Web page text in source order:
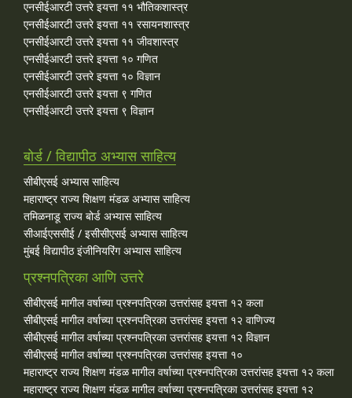
एनसीईआरटी उत्तरे इयत्ता ११ भौतिकशास्त्र
एनसीईआरटी उत्तरे इयत्ता ११ रसायनशास्त्र
एनसीईआरटी उत्तरे इयत्ता ११ जीवशास्त्र
एनसीईआरटी उत्तरे इयत्ता १० गणित
एनसीईआरटी उत्तरे इयत्ता १० विज्ञान
एनसीईआरटी उत्तरे इयत्ता ९ गणित
एनसीईआरटी उत्तरे इयत्ता ९ विज्ञान
बोर्ड / विद्यापीठ अभ्यास साहित्य
सीबीएसई अभ्यास साहित्य
महाराष्ट्र राज्य शिक्षण मंडळ अभ्यास साहित्य
तमिळनाडू राज्य बोर्ड अभ्यास साहित्य
सीआईएससीई / इसीसीएसई अभ्यास साहित्य
मुंबई विद्यापीठ इंजीनियरिंग अभ्यास साहित्य
प्रश्नपत्रिका आणि उत्तरे
सीबीएसई मागील वर्षाच्या प्रश्‍नपत्रिका उत्तरांसह इयत्ता १२ कला
सीबीएसई मागील वर्षाच्या प्रश्‍नपत्रिका उत्तरांसह इयत्ता १२ वाणिज्य
सीबीएसई मागील वर्षाच्या प्रश्‍नपत्रिका उत्तरांसह इयत्ता १२ विज्ञान
सीबीएसई मागील वर्षाच्या प्रश्‍नपत्रिका उत्तरांसह इयत्ता १०
महाराष्ट्र राज्य शिक्षण मंडळ मागील वर्षाच्या प्रश्‍नपत्रिका उत्तरांसह इयत्ता १२ कला
महाराष्ट्र राज्य शिक्षण मंडळ मागील वर्षाच्या प्रश्‍नपत्रिका उत्तरांसह इयत्ता १२